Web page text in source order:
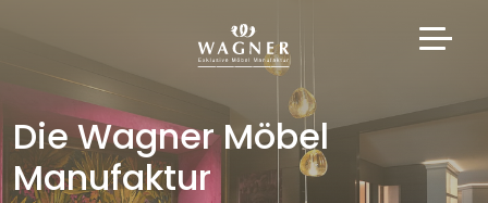
Die Wagner Möbel
Manufaktur